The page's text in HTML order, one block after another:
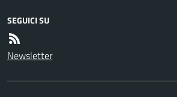
SEGUICI SU
Newsletter